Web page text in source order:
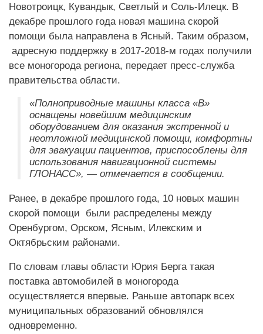
Новотроицк, Кувандык, Светлый и Соль-Илецк. В
декабре прошлого года новая машина скорой
помощи была направлена в Ясный. Таким образом,
адресную поддержку в 2017-2018-м годах получили
все моногорода региона, передает пресс-служба
правительства области.
«Полноприводные машины класса «В»
оснащены новейшим медицинским
оборудованием для оказания экстренной и
неотложной медицинской помощи, комфортны
для эвакуации пациентов, приспособлены для
использования навигационной системы
ГЛОНАСС», — отмечается в сообщении.
Ранее, в декабре прошлого года, 10 новых машин
скорой помощи были распределены между
Оренбургом, Орском, Ясным, Илекским и
Октябрьским районами.
По словам главы области Юрия Берга такая
поставка автомобилей в моногорода
осуществляется впервые. Раньше автопарк всех
муниципальных образований обновлялся
одновременно.